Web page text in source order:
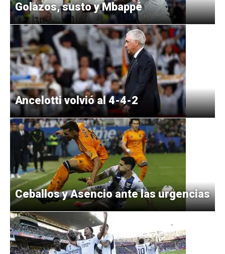
Golazos, susto y Mbappé
Ancelotti volvió al 4-4-2
Ceballos y Asencio ante las urgencias